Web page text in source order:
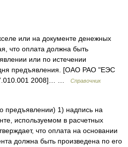
или на документе денежных
что оплата должна быть
или по истечении
предъявления. [ОАО РАО "ЕЭС
2008]… …
Справочник
предъявлении) 1) надпись на
используемом в расчетных
что оплата на основании
должна быть произведена по его